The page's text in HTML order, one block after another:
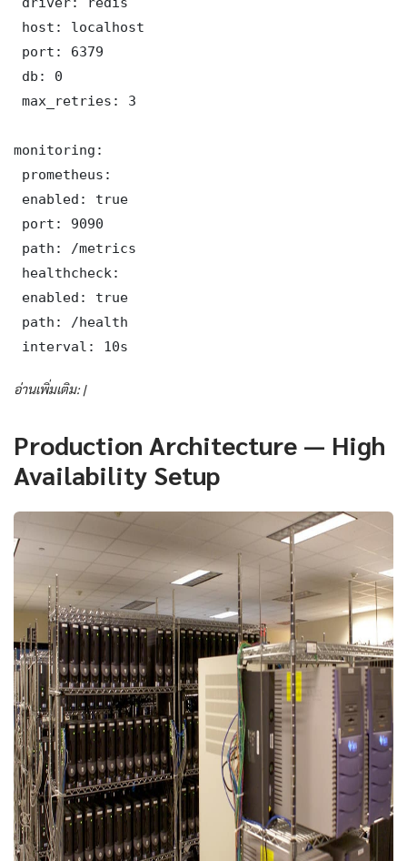
host: localhost
port: 6379
db: 0
max_retries: 3
monitoring:
prometheus:
enabled: true
port: 9090
path: /metrics
healthcheck:
enabled: true
path: /health
interval: 10s
อ่านเพิ่มเติม: |
Production Architecture — High
Availability Setup